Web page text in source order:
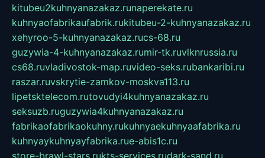
kitubeu2kuhnyanazakaz.runaperekate.ru
kuhnyaofabrikaufabrik.rukitubeu-2-kuhnyanazakaz.ru
xehyroo-5-kuhnyanazakaz.rucs-68.ru
guzywia-4-kuhnyanazakaz.rumir-tk.ruvlknrussia.ru
cs68.ruvladivostok-map.ruvideo-seks.rubankaribi.ru
raszar.ruvskrytie-zamkov-moskva113.ru
lipetsktelecom.rutovudyi4kuhnyanazakaz.ru
seksuzb.ruguzywia4kuhnyanazakaz.ru
fabrikaofabrikaokuhny.rukuhnyaekuhnyaafabrika.ru
kuhnyaykuhnyayfabrika.rue-abis1c.ru